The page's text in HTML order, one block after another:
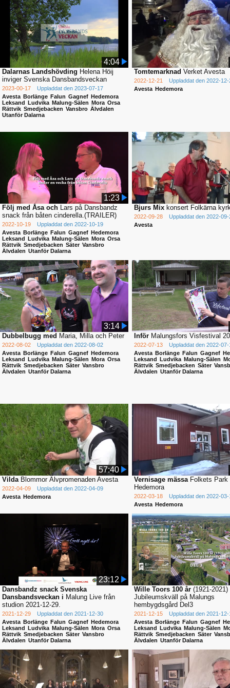
4:04
Dalarnas Landshövding Helena Höij
inviger Svenska Dansbandsveckan
2023-00-17
Uppladdat den 2023-07-17
Avesta Borlänge Falun Gagnef Hedemora
Leksand Ludvika Malung-Sälen Mora Orsa
Rättvik Smedjebacken Vansbro Älvdalen
Utanför Dalarna
Tomtemarknad Verket Avesta
2022-12-21
Uppladdat den 2022-12-
Avesta Hedemora
1:23
Följ med Åsa och Lars på Dansbandz
snack från båten cinderella.(TRAILER)
2022-10-19
Uppladdat den 2022-10-19
Avesta Borlänge Falun Gagnef Hedemora
Leksand Ludvika Malung-Sälen Mora Orsa
Rättvik Smedjebacken Säter Vansbro
Älvdalen Utanför Dalarna
Bjurs Mix konsert Folkärna
2022-09-28
Uppladdat den 2022-09-
Avesta
3:14
Dubbelbugg med Maria, Milla och Peter
2022-08-02
Uppladdat den 2022-08-02
Avesta Borlänge Falun Gagnef Hedemora
Leksand Ludvika Malung-Sälen Mora Orsa
Rättvik Smedjebacken Säter Vansbro
Älvdalen Utanför Dalarna
Inför Malungsfors Visfestival
2022-07-13
Uppladdat den 2022-07-
Avesta Borlänge Falun Gagnef
Leksand Ludvika Malung-Sälen
Rättvik Smedjebacken Säter
Älvdalen Utanför Dalarna
57:40
VildaBlommor Älvpromenaden Avesta
2022-04-09
Uppladdat den 2022-04-09
Avesta Hedemora
Vernisage mässaFolkets Park
Hedemora
2022-03-18
Uppladdat den 2022-03-
Avesta Hedemora
23:12
Dansbandz snack Svenska
Dansbandsveckan i Malung Live från
studion 2021-12-29.
2021-12-29
Uppladdat den 2021-12-30
Avesta Borlänge Falun Gagnef Hedemora
Leksand Ludvika Malung-Sälen Mora Orsa
Rättvik Smedjebacken Säter Vansbro
Älvdalen Utanför Dalarna
Wille Toors 100 år (1921-2021)
Jubileumskväll på Malungs
hembygdsgård Del3
2021-12-15
Uppladdat den 2021-12-
Avesta Borlänge Falun Gagnef
Leksand Ludvika Malung-Sälen
Rättvik Smedjebacken Säter
Älvdalen Utanför Dalarna